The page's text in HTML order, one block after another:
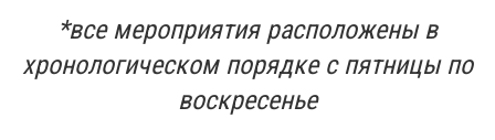
*все мероприятия расположены в
хронологическом порядке с пятницы по
воскресенье